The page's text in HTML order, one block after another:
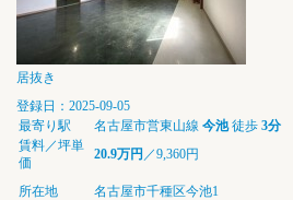
居抜き
登録日：2025-09-05
最寄り駅
名古屋市営東山線 今池徒歩 3分
賃料／坪単
価
20.9万円 ／9,360円
所在地 名古屋市千種区今池1